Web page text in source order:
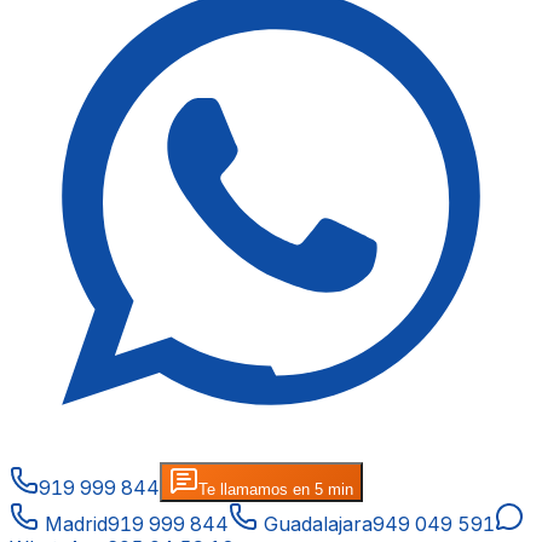
919 999 844 Te llamamos en 5 min
Madrid919 999 844 Guadalajara949 049 591